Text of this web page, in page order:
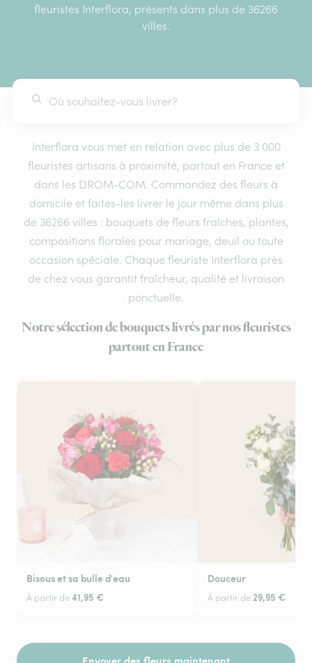
fleuristes Interflora, présents dans plus de 36266
villes.
Interflora vous met en relation avec plus de 3 000
fleuristes artisans à proximité, partout en France et
dans les DROM-COM. Commandez des fleurs à
domicile et faites-les livrer le jour même dans plus
de 36266 villes : bouquets de fleurs fraîches, plantes,
compositions florales pour mariage, deuil ou toute
occasion spéciale. Chaque fleuriste Interflora près
de chez vous garantit fraîcheur, qualité et livraison
ponctuelle.
Notre sélection de bouquets livrés par nos fleuristes
partout en France
Bisous et sa bulle d'eau
À partir de41,95 €
Douceur
À partir de 29,95 €
Envoyer des fleurs maintenant